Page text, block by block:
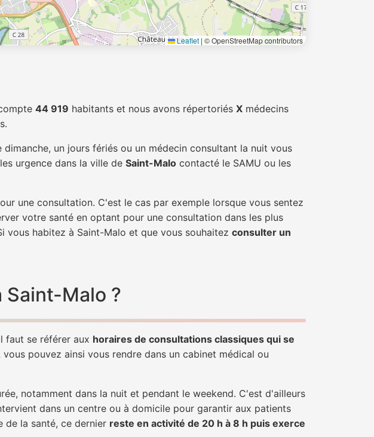
Leaflet | © OpenStreetMap contributors
44 919 habitants et nous avons répertoriés X médecins
dimanche, un jours fériés ou un médecin consultant la nuit vous
urgence dans la ville de Saint-Malo contacté le SAMU ou les
une consultation. C'est le cas par exemple lorsque vous sentez
votre santé en optant pour une consultation dans les plus
vous habitez à Saint-Malo et que vous souhaitez consulter un
Saint-Malo ?
faut se référer aux horaires de consultations classiques qui se
pouvez ainsi vous rendre dans un cabinet médical ou
notamment dans la nuit et pendant le weekend. C'est d'ailleurs
dans un centre ou à domicile pour garantir aux patients
de la santé, ce dernier reste en activité de 20 h à 8 h puis exerce